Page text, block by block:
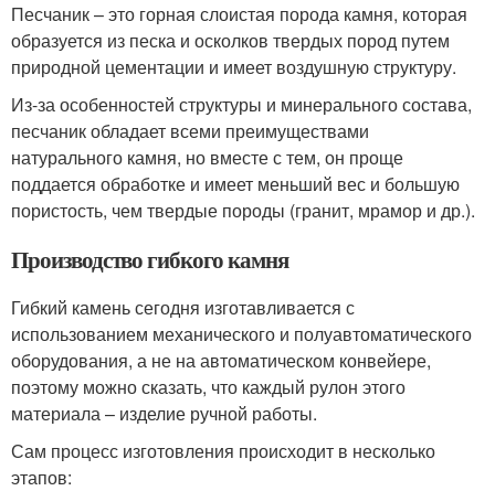
Песчаник – это горная слоистая порода камня, которая
образуется из песка и осколков твердых пород путем
природной цементации и имеет воздушную структуру.
Из-за особенностей структуры и минерального состава,
песчаник обладает всеми преимуществами
натурального камня, но вместе с тем, он проще
поддается обработке и имеет меньший вес и большую
пористость, чем твердые породы (гранит, мрамор и др.).
Производство гибкого камня
Гибкий камень сегодня изготавливается с
использованием механического и полуавтоматического
оборудования, а не на автоматическом конвейере,
поэтому можно сказать, что каждый рулон этого
материала – изделие ручной работы.
Сам процесс изготовления происходит в несколько
этапов: